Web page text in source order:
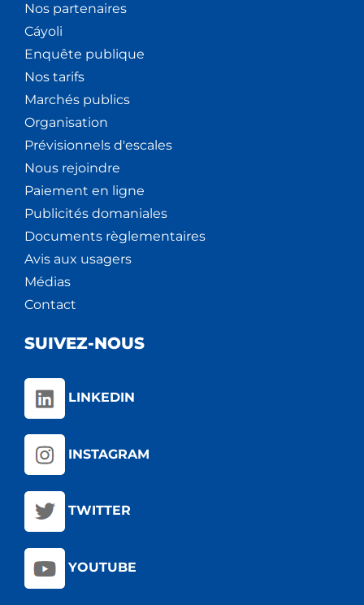
Nos partenaires
Cáyoli
Enquête publique
Nos tarifs
Marchés publics
Organisation
Prévisionnels d'escales
Nous rejoindre
Paiement en ligne
Publicités domaniales
Documents règlementaires
Avis aux usagers
Médias
Contact
SUIVEZ-NOUS
LINKEDIN
INSTAGRAM
TWITTER
YOUTUBE